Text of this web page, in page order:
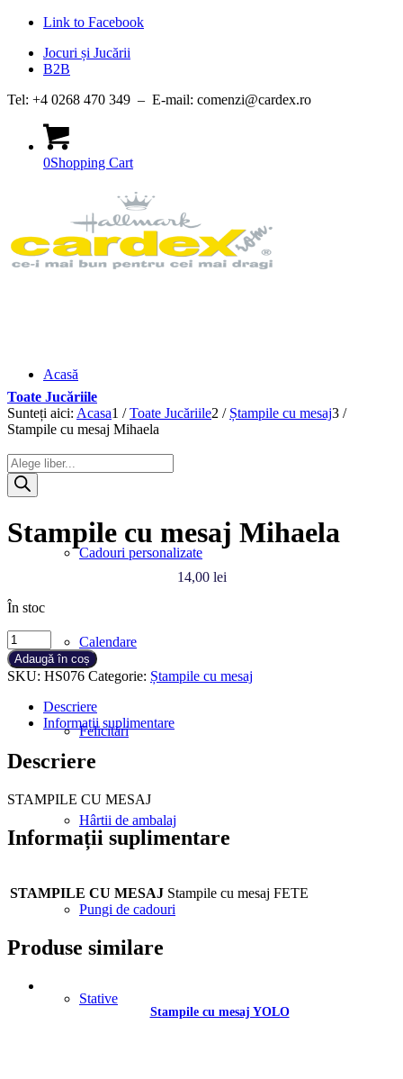
Link to Facebook
Jocuri și Jucării
B2B
Tel: +4 0268 470 349 – E-mail: comenzi@cardex.ro
0Shopping Cart
Acasă
Produse
Cadouri personalizate
Calendare
Felicitări
Hârtii de ambalaj
Pungi de cadouri
Stative
Toate Jucăriile
Sunteți aici: Acasa1 / Toate Jucăriile2 / Ștampile cu mesaj3 /
Stampile cu mesaj Mihaela
Products
search
Stampile cu mesaj Mihaela
14,00 lei
În stoc
Cantitate
Stampile
cu
mesaj
Mihaela
Adaugă în coș
SKU: HS076 Categorie: Ștampile cu mesaj
Descriere
Informații suplimentare
Descriere
STAMPILE CU MESAJ
Informații suplimentare
STAMPILE CU MESAJ Stampile cu mesaj FETE
Produse similare
Stampile cu mesaj YOLO